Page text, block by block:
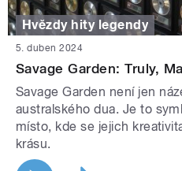
Hvězdy hity legendy
5. duben 2024
Savage Garden: Truly,
Savage Garden není jen
australského dua. Je to
místo, kde se jejich
krásu.